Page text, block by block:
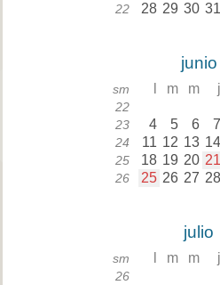
22 28 29 30 31
junio
sm m m j
22
23 4 5 6 7
24 11 12 13 14
25 18 19 20 21
26 25 26 27 28
julio
sm m m j
26